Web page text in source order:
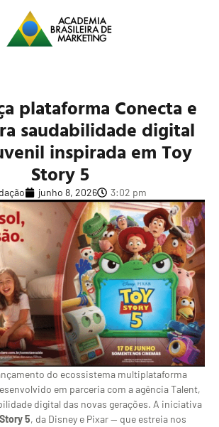
plataforma Conecta e
saudabilidade digital
inspirada em Toy
Story 5
junho 8, 2026 3:02 pm
do ecossistema multiplataforma
em parceria com a agência Talent,
digital das novas gerações. A iniciativa
5, da Disney e Pixar — que estreia nos